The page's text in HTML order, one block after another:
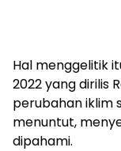
Hal menggelitik
2022 yang dirilis
perubahan iklim
menuntut,
dipahami.